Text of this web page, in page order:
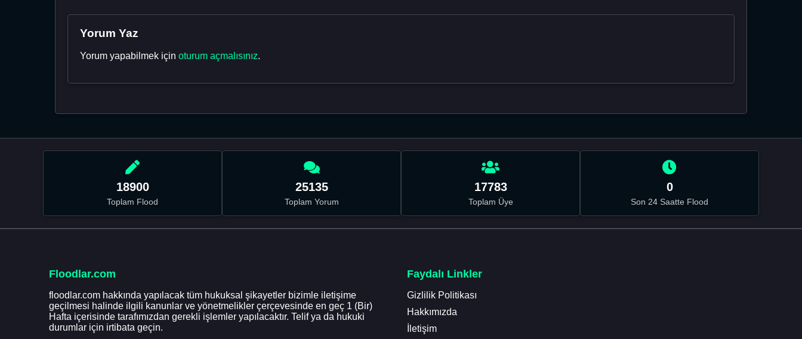
Yorum Yaz
Yorum yapabilmek için oturum açmalısınız.
18900
Toplam Flood
25135
Toplam Yorum
17783
Toplam Üye
0
Son 24 Saatte Flood
Floodlar.com
floodlar.com hakkında yapılacak tüm hukuksal şikayetler bizimle iletişime
geçilmesi halinde ilgili kanunlar ve yönetmelikler çerçevesinde en geç 1 (Bir)
Hafta içerisinde tarafımızdan gerekli işlemler yapılacaktır. Telif ya da hukuki
durumlar için irtibata geçin.
Faydalı Linkler
Gizlilik Politikası
Hakkımızda
İletişim